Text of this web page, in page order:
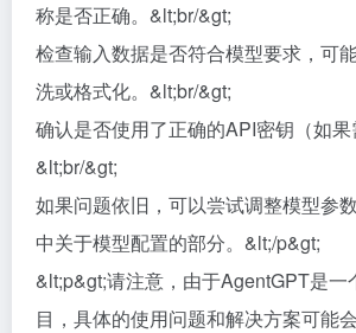
称是否正确。&lt;br/&gt;
检查输入数据是否符合模型要求，可
洗或格式化。&lt;br/&gt;
确认是否使用了正确的API密钥（如果
&lt;br/&gt;
如果问题依旧，可以尝试调整模型参
中关于模型配置的部分。&lt;/p&gt;
&lt;p&gt;请注意，由于AgentGPT是一
目，具体的使用问题和解决方案可能